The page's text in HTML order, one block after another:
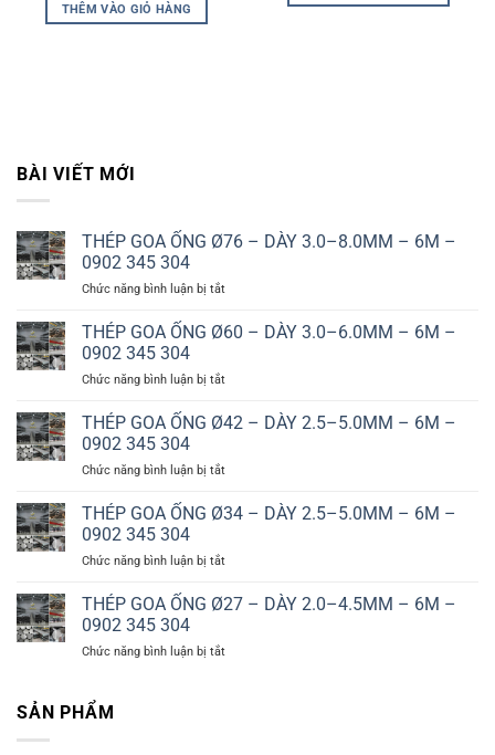
THÊM VÀO GIỎ HÀNG
BÀI VIẾT MỚI
THÉP GOA ỐNG Ø76 – DÀY 3.0–8.0MM – 6M –
0902 345 304
Chức năng bình luận bị tắtở
GOA
–
3.0–
6M
0902
THÉP GOA ỐNG Ø60 – DÀY 3.0–6.0MM – 6M –
0902 345 304
Chức năng bình luận bị tắtở
GOA
–
3.0–
6M
0902
THÉP GOA ỐNG Ø42 – DÀY 2.5–5.0MM – 6M –
0902 345 304
Chức năng bình luận bị tắtở
GOA
–
2.5–
6M
THÉP GOA ỐNG Ø34 – DÀY 2.5–5.0MM – 6M –
0902 345 304
Chức năng bình luận bị tắtở
GOA
–
THÉP GOA ỐNG Ø27 – DÀY 2.0–4.5MM – 6M –
0902 345 304
Chức năng bình luận bị tắtở
SẢN PHẨM